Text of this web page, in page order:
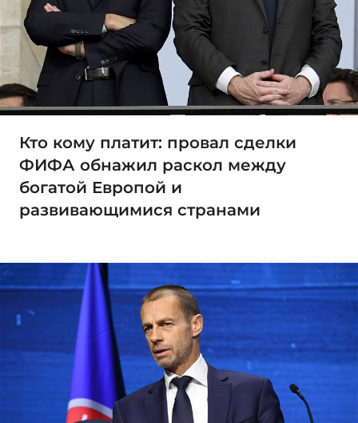
Кто кому платит: провал сделки
ФИФА обнажил раскол между
богатой Европой и
развивающимися странами